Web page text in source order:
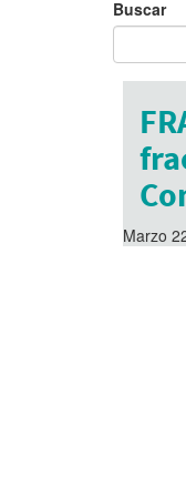
Buscar
Marzo